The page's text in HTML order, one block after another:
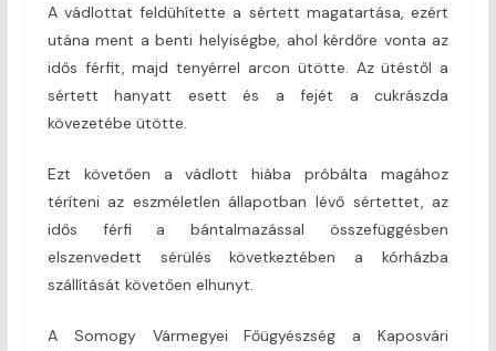
A vádlottat feldühítette a sértett magatartása, ezért
utána ment a benti helyiségbe, ahol kérdőre vonta az
idős férfit, majd tenyérrel arcon ütötte. Az ütéstől a
sértett hanyatt esett és a fejét a cukrászda
kövezetébe ütötte.
Ezt követően a vádlott hiába próbálta magához
téríteni az eszméletlen állapotban lévő sértettet, az
idős férfi a bántalmazással összefüggésben
elszenvedett sérülés következtében a kórházba
szállítását követően elhunyt.
A Somogy Vármegyei Főügyészség a Kaposvári